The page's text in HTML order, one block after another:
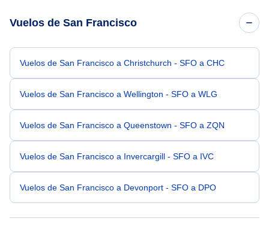
Vuelos de San Francisco
Vuelos de San Francisco a Christchurch - SFO a CHC
Vuelos de San Francisco a Wellington - SFO a WLG
Vuelos de San Francisco a Queenstown - SFO a ZQN
Vuelos de San Francisco a Invercargill - SFO a IVC
Vuelos de San Francisco a Devonport - SFO a DPO